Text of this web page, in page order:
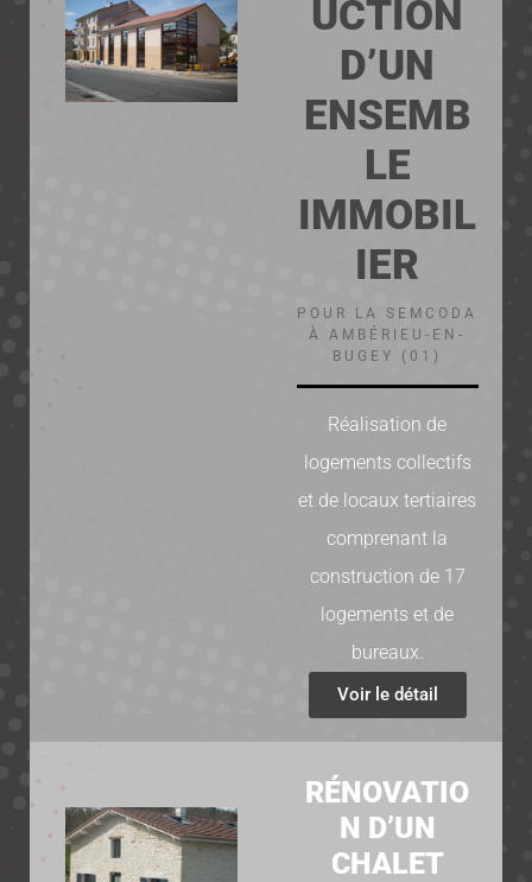
UCTION
D’UN
ENSEMB
LE
IMMOBIL
IER
POUR LA SEMCODA
À AMBÉRIEU-EN-
BUGEY (01)
Réalisation de
logements collectifs
et de locaux tertiaires
comprenant la
construction de 17
logements et de
bureaux.
Voir le détail
RÉNOVATIO
N D’UN
CHALET